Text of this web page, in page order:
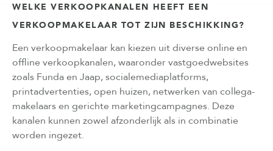
WELKE VERKOOPKANALEN HEEFT EEN
VERKOOPMAKELAAR TOT ZIJN BESCHIKKING?
Een verkoopmakelaar kan kiezen uit diverse online en
offline verkoopkanalen, waaronder vastgoedwebsites
zoals Funda en Jaap, socialemediaplatforms,
printadvertenties, open huizen, netwerken van collega-
makelaars en gerichte marketingcampagnes. Deze
kanalen kunnen zowel afzonderlijk als in combinatie
worden ingezet.